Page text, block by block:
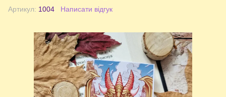
Артикул: 1004 Написати відгук